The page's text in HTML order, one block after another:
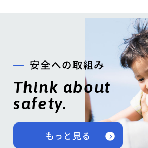
安全への取組み
Think about
safety.
もっと見る